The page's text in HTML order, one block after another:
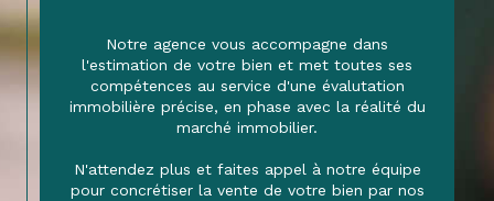
Notre agence vous accompagne dans
l'estimation de votre bien et met toutes ses
compétences au service d'une évalutation
immobilière précise, en phase avec la réalité du
marché immobilier.
N'attendez plus et faites appel à notre équipe
pour concrétiser la vente de votre bien par nos